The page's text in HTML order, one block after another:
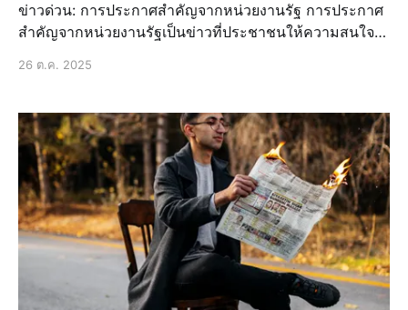
ข่าวด่วน: การประกาศสำคัญจากหน่วยงานรัฐ การประกาศ
สำคัญจากหน่วยงานรัฐเป็นข่าวที่ประชาชนให้ความสนใจ
ตื่นตัวและความสนใจให้กับประชาชน ข่าวล่าสุด: สรุปเหตุ
การณ์สำคั
26 ต.ค. 2025